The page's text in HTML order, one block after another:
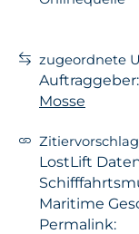
zugeordnete
Mosse
Zitiervorschlag
LostLift
Maritime
Permalink: